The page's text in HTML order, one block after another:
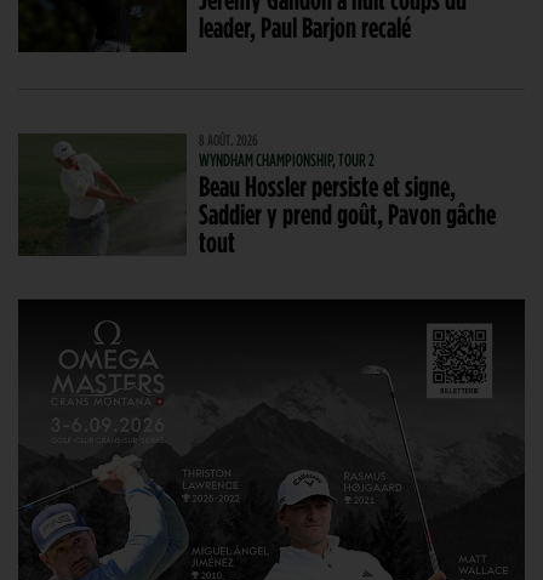
leader, Paul Barjon recalé
8 AOÛT. 2026
WYNDHAM CHAMPIONSHIP, TOUR 2
Beau Hossler persiste et signe,
Saddier y prend goût, Pavon gâche
tout